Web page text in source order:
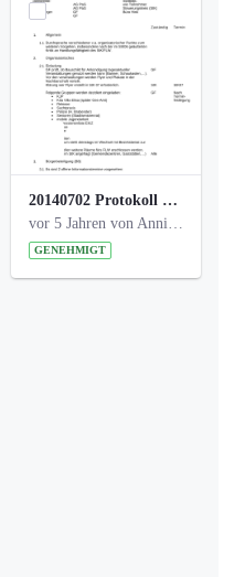
20140702 Protokoll Park am Gesundheitsam 01.pdf
GENEHMIGT